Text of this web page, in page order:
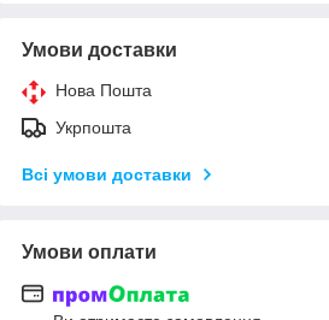
Умови доставки
Нова Пошта
Укрпошта
Всі умови доставки
Умови оплати